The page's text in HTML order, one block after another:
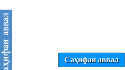
Саҳифаи аввал